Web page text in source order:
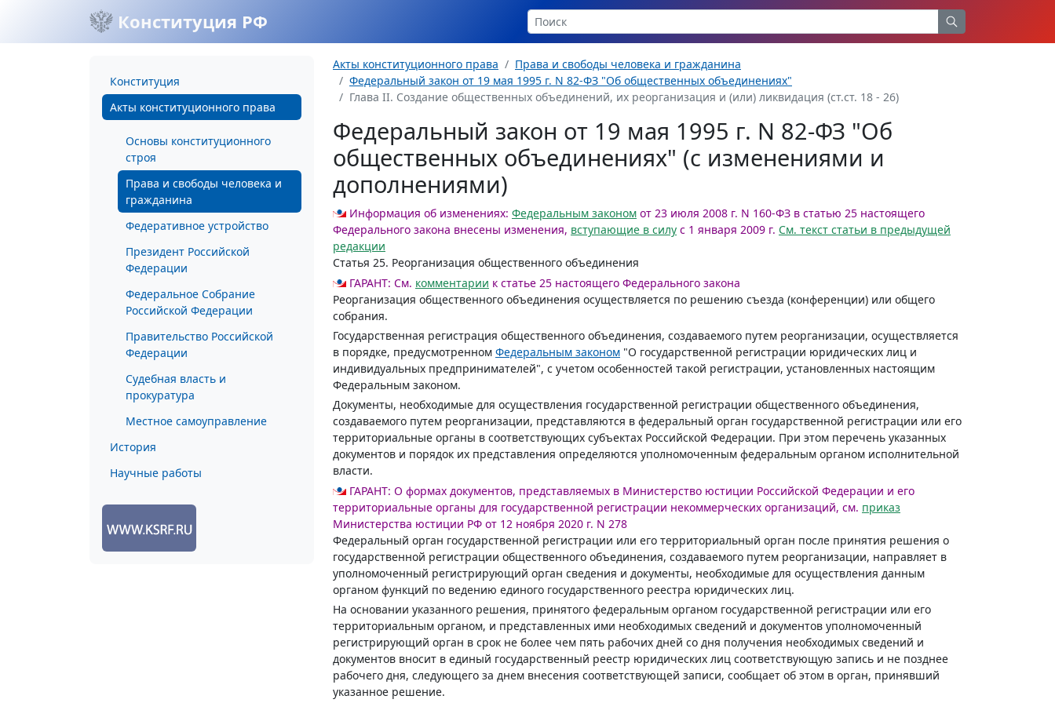
Конституция РФ
Конституция
Акты конституционного права
Основы конституционного
строя
Права и свободы человека и
гражданина
Федеративное устройство
Президент Российской
Федерации
Федеральное Собрание
Российской Федерации
Правительство Российской
Федерации
Судебная власть и
прокуратура
Местное самоуправление
История
Научные работы
Акты конституционного права
Права и свободы человека и гражданина
Федеральный закон от 19 мая 1995 г. N 82-ФЗ "Об общественных объединениях"
Глава II. Создание общественных объединений, их реорганизация и (или) ликвидация (ст.ст. 18 - 26)
Федеральный закон от 19 мая 1995 г. N 82-ФЗ "Об
общественных объединениях" (с изменениями и
дополнениями)
Информация об изменениях: Федеральным законом от 23 июля 2008 г. N 160-ФЗ в статью 25 настоящего
Федерального закона внесены изменения, вступающие в силу с 1 января 2009 г. См. текст статьи в предыдущей
редакции
Статья 25. Реорганизация общественного объединения
ГАРАНТ: См. комментарии к статье 25 настоящего Федерального закона
Реорганизация общественного объединения осуществляется по решению съезда (конференции) или общего
собрания.
Государственная регистрация общественного объединения, создаваемого путем реорганизации, осуществляется
в порядке, предусмотренном Федеральным законом "О государственной регистрации юридических лиц и
индивидуальных предпринимателей", с учетом особенностей такой регистрации, установленных настоящим
Федеральным законом.
Документы, необходимые для осуществления государственной регистрации общественного объединения,
создаваемого путем реорганизации, представляются в федеральный орган государственной регистрации или его
территориальные органы в соответствующих субъектах Российской Федерации. При этом перечень указанных
документов и порядок их представления определяются уполномоченным федеральным органом исполнительной
власти.
ГАРАНТ: О формах документов, представляемых в Министерство юстиции Российской Федерации и его
территориальные органы для государственной регистрации некоммерческих организаций, см. приказ
Министерства юстиции РФ от 12 ноября 2020 г. N 278
Федеральный орган государственной регистрации или его территориальный орган после принятия решения о
государственной регистрации общественного объединения, создаваемого путем реорганизации, направляет в
уполномоченный регистрирующий орган сведения и документы, необходимые для осуществления данным
органом функций по ведению единого государственного реестра юридических лиц.
На основании указанного решения, принятого федеральным органом государственной регистрации или его
территориальным органом, и представленных ими необходимых сведений и документов уполномоченный
регистрирующий орган в срок не более чем пять рабочих дней со дня получения необходимых сведений и
документов вносит в единый государственный реестр юридических лиц соответствующую запись и не позднее
рабочего дня, следующего за днем внесения соответствующей записи, сообщает об этом в орган, принявший
указанное решение.